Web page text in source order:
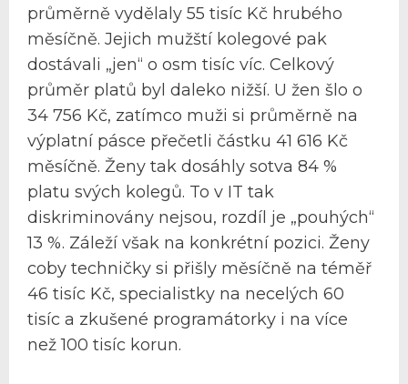
průměrně vydělaly 55 tisíc Kč hrubého
měsíčně. Jejich mužští kolegové pak
dostávali „jen“ o osm tisíc víc. Celkový
průměr platů byl daleko nižší. U žen šlo o
34 756 Kč, zatímco muži si průměrně na
výplatní pásce přečetli částku 41 616 Kč
měsíčně. Ženy tak dosáhly sotva 84 %
platu svých kolegů. To v IT tak
diskriminovány nejsou, rozdíl je „pouhých“
13 %. Záleží však na konkrétní pozici. Ženy
coby techničky si přišly měsíčně na téměř
46 tisíc Kč, specialistky na necelých 60
tisíc a zkušené programátorky i na více
než 100 tisíc korun.